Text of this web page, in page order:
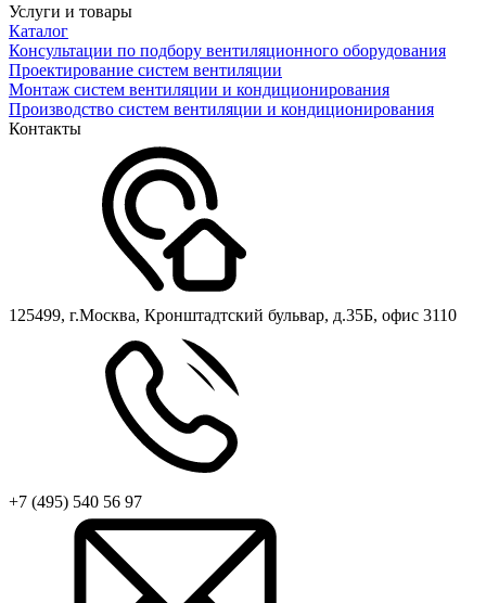
Услуги и товары
Каталог
Консультации по подбору вентиляционного оборудования
Проектирование систем вентиляции
Монтаж систем вентиляции и кондиционирования
Производство систем вентиляции и кондиционирования
Контакты
125499, г.Москва, Кронштадтский бульвар, д.35Б, офис 3110
+7 (495) 540 56 97